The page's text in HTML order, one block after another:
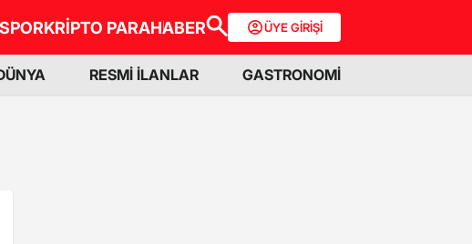
SPORKRİPTO PARAHABER ÜYE GİRİŞİ
RESMİ İLANLAR GASTRONOMİ